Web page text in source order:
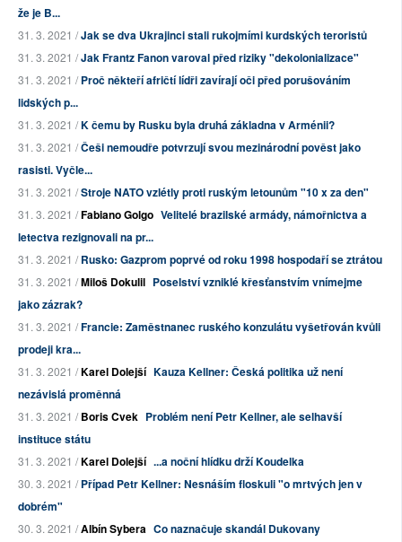
že je B...
31. 3. 2021 /Jak se dva Ukrajinci stali rukojmími kurdských teroristů
31. 3. 2021 /Jak Frantz Fanon varoval před riziky "dekolonializace"
31. 3. 2021 /Proč někteří afričtí lídři zavírají oči před porušováním
lidských p...
31. 3. 2021 /K čemu by Rusku byla druhá základna v Arménii?
31. 3. 2021 /Češi nemoudře potvrzují svou mezinárodní pověst jako
rasisti. Vyčle...
31. 3. 2021 /Stroje NATO vzlétly proti ruským letounům "10 x za den"
31. 3. 2021 /Fabiano Golgo Velitelé brazilské armády, námořnictva a
letectva rezignovali na pr...
31. 3. 2021 /Rusko: Gazprom poprvé od roku 1998 hospodaří se ztrátou
31. 3. 2021 /Miloš Dokulil Poselství vzniklé křesťanstvím vnímejme
jako zázrak?
31. 3. 2021 /Francie: Zaměstnanec ruského konzulátu vyšetřován kvůli
prodeji kra...
31. 3. 2021 /Karel Dolejší Kauza Kellner: Česká politika už není
nezávislá proměnná
31. 3. 2021 /Boris Cvek Problém není Petr Kellner, ale selhavší
instituce státu
31. 3. 2021 /Karel Dolejší ...a noční hlídku drží Koudelka
30. 3. 2021 /Případ Petr Kellner: Nesnáším floskuli "o mrtvých jen v
dobrém"
30. 3. 2021 /Albín Sybera Co naznačuje skandál Dukovany